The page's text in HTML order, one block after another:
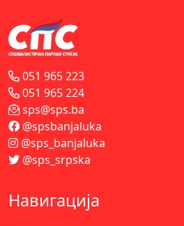
051 965 223
051 965 224
sps@sps.ba
@spsbanjaluka
@sps_banjaluka
@sps_srpska
Навигација